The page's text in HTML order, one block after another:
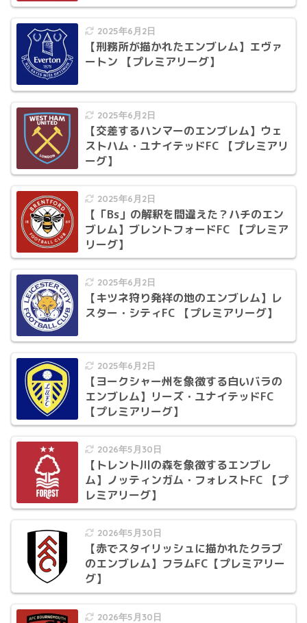
2025年6月2日
【刑務所が描かれたエンブレム】エヴァ
ートン 【プレミアリーグ】
2025年6月2日
【交差するハンマーのエンブレム】ウェ
ストハム・ユナイテッドFC 【プレミアリ
ーグ】
2025年6月2日
【「Bs」の解釈を間違えた？ハチのエン
ブレム】ブレントフォードFC 【プレミア
リーグ】
2025年6月2日
【キツネ狩り発祥の地のエンブレム】レ
スター・シティFC 【プレミアリーグ】
2025年6月2日
【ヨークシャー州を象徴する白いバラの
エンブレム】リーズ・ユナイテッドFC
【プレミアリーグ】
2026年5月30日
【トレント川の森を象徴するエンブレ
ム】ノッティンガム・フォレストFC 【プ
レミアリーグ】
2026年5月30日
【赤でスタイリッシュに描かれたクラブ
のエンブレム】フラムFC【プレミアリー
グ】
2026年5月30日